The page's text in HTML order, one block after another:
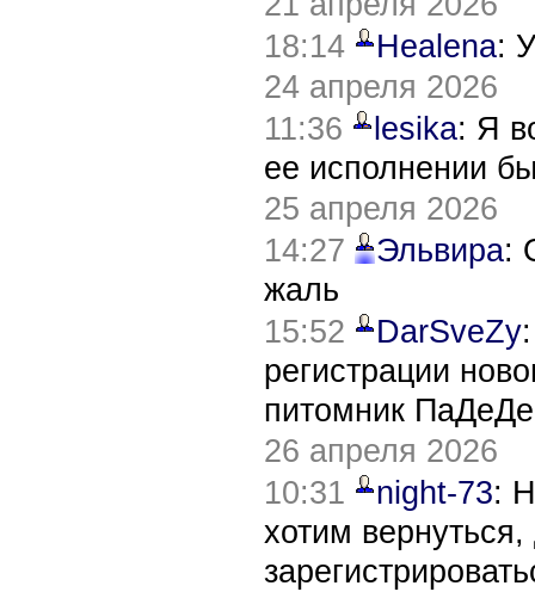
18:14
Healena:
24 апреля 2026
11:36
lesika: Я
ее исполнении
25 апреля 2026
14:27
Эльвира:
жаль
15:52
DarSveZy
регистрации
питомник
26 апреля 2026
10:31
night-73:
хотим